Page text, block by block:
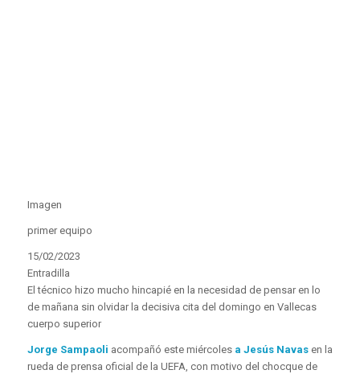
Imagen
primer equipo
15/02/2023
Entradilla
El técnico hizo mucho hincapié en la necesidad de pensar en lo
de mañana sin olvidar la decisiva cita del domingo en Vallecas
cuerpo superior
Jorge Sampaoli acompañó este miércoles a Jesús Navasen la
rueda de prensa oficial de la UEFA, con motivo del chocque de